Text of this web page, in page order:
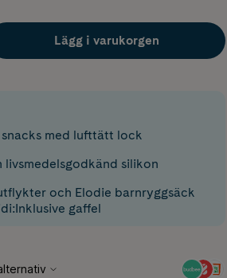
Lägg i varukorgen
med lufttätt lock
livsmedelsgodkänd silikon
och Elodie barnryggsäck
gaffel